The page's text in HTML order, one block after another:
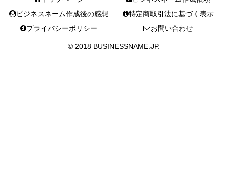
ビジネスネーム作成後の感想
特定商取引法に基づく表示
プライバシーポリシー
お問い合わせ
© 2018 BUSINESSNAME.JP.